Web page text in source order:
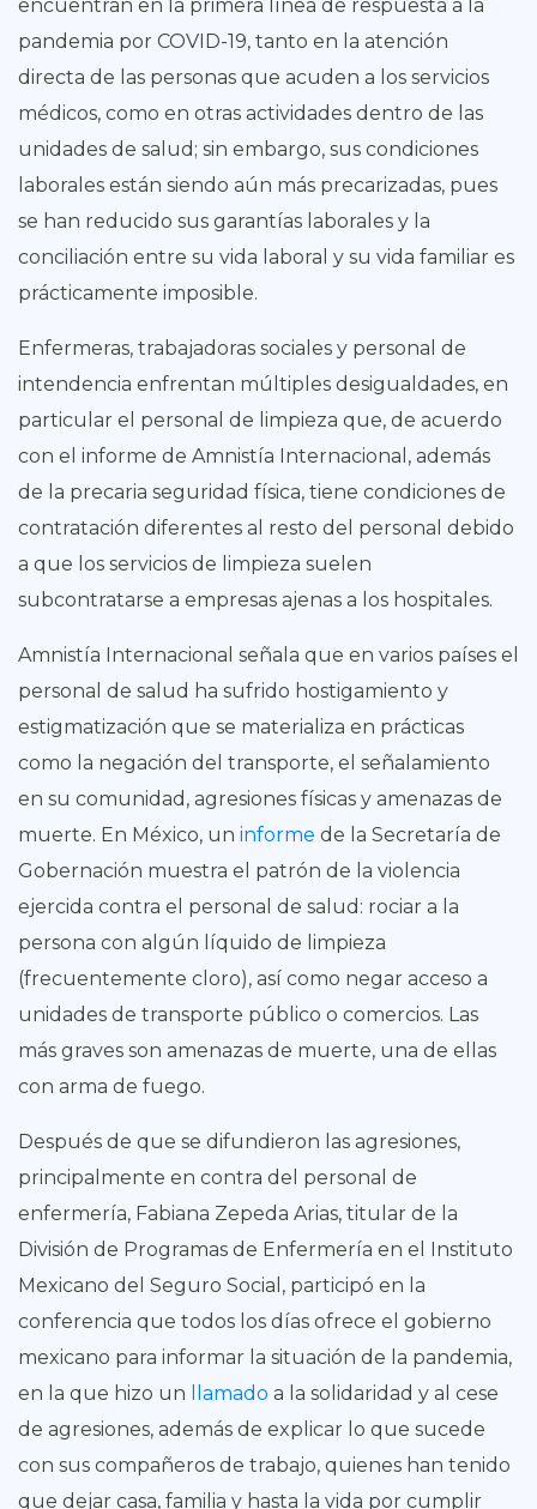
encuentran en la primera línea de respuesta a la
pandemia por COVID-19, tanto en la atención
directa de las personas que acuden a los servicios
médicos, como en otras actividades dentro de las
unidades de salud; sin embargo, sus condiciones
laborales están siendo aún más precarizadas, pues
se han reducido sus garantías laborales y la
conciliación entre su vida laboral y su vida familiar es
prácticamente imposible.
Enfermeras, trabajadoras sociales y personal de
intendencia enfrentan múltiples desigualdades, en
particular el personal de limpieza que, de acuerdo
con el informe de Amnistía Internacional, además
de la precaria seguridad física, tiene condiciones de
contratación diferentes al resto del personal debido
a que los servicios de limpieza suelen
subcontratarse a empresas ajenas a los hospitales.
Amnistía Internacional señala que en varios países el
personal de salud ha sufrido hostigamiento y
estigmatización que se materializa en prácticas
como la negación del transporte, el señalamiento
en su comunidad, agresiones físicas y amenazas de
muerte. En México, un informe de la Secretaría de
Gobernación muestra el patrón de la violencia
ejercida contra el personal de salud: rociar a la
persona con algún líquido de limpieza
(frecuentemente cloro), así como negar acceso a
unidades de transporte público o comercios. Las
más graves son amenazas de muerte, una de ellas
con arma de fuego.
Después de que se difundieron las agresiones,
principalmente en contra del personal de
enfermería, Fabiana Zepeda Arias, titular de la
División de Programas de Enfermería en el Instituto
Mexicano del Seguro Social, participó en la
conferencia que todos los días ofrece el gobierno
mexicano para informar la situación de la pandemia,
en la que hizo un
llamado a la solidaridad y al cese
de agresiones, además de explicar lo que sucede
con sus compañeros de trabajo, quienes han tenido
que dejar casa, familia y hasta la vida por cumplir